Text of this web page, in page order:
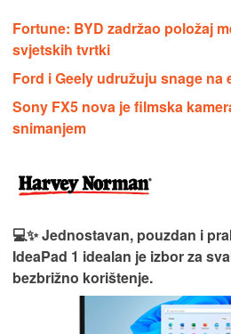
Fortune: BYD zadržao položaj
svjetskih tvrtki
Ford i Geely udružuju snage na
Sony FX5 nova je filmska
snimanjem
💻✨ Jednostavan, pouzdan i
IdeaPad 1 idealan je izbor za
bezbrižno korištenje.